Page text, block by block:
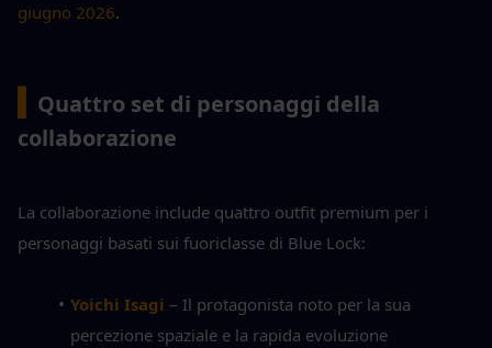
giugno 2026.
Quattro set di personaggi della
collaborazione
La collaborazione include quattro outfit premium per i
personaggi basati sui fuoriclasse di Blue Lock:
Yoichi Isagi – Il protagonista noto per la sua
percezione spaziale e la rapida evoluzione